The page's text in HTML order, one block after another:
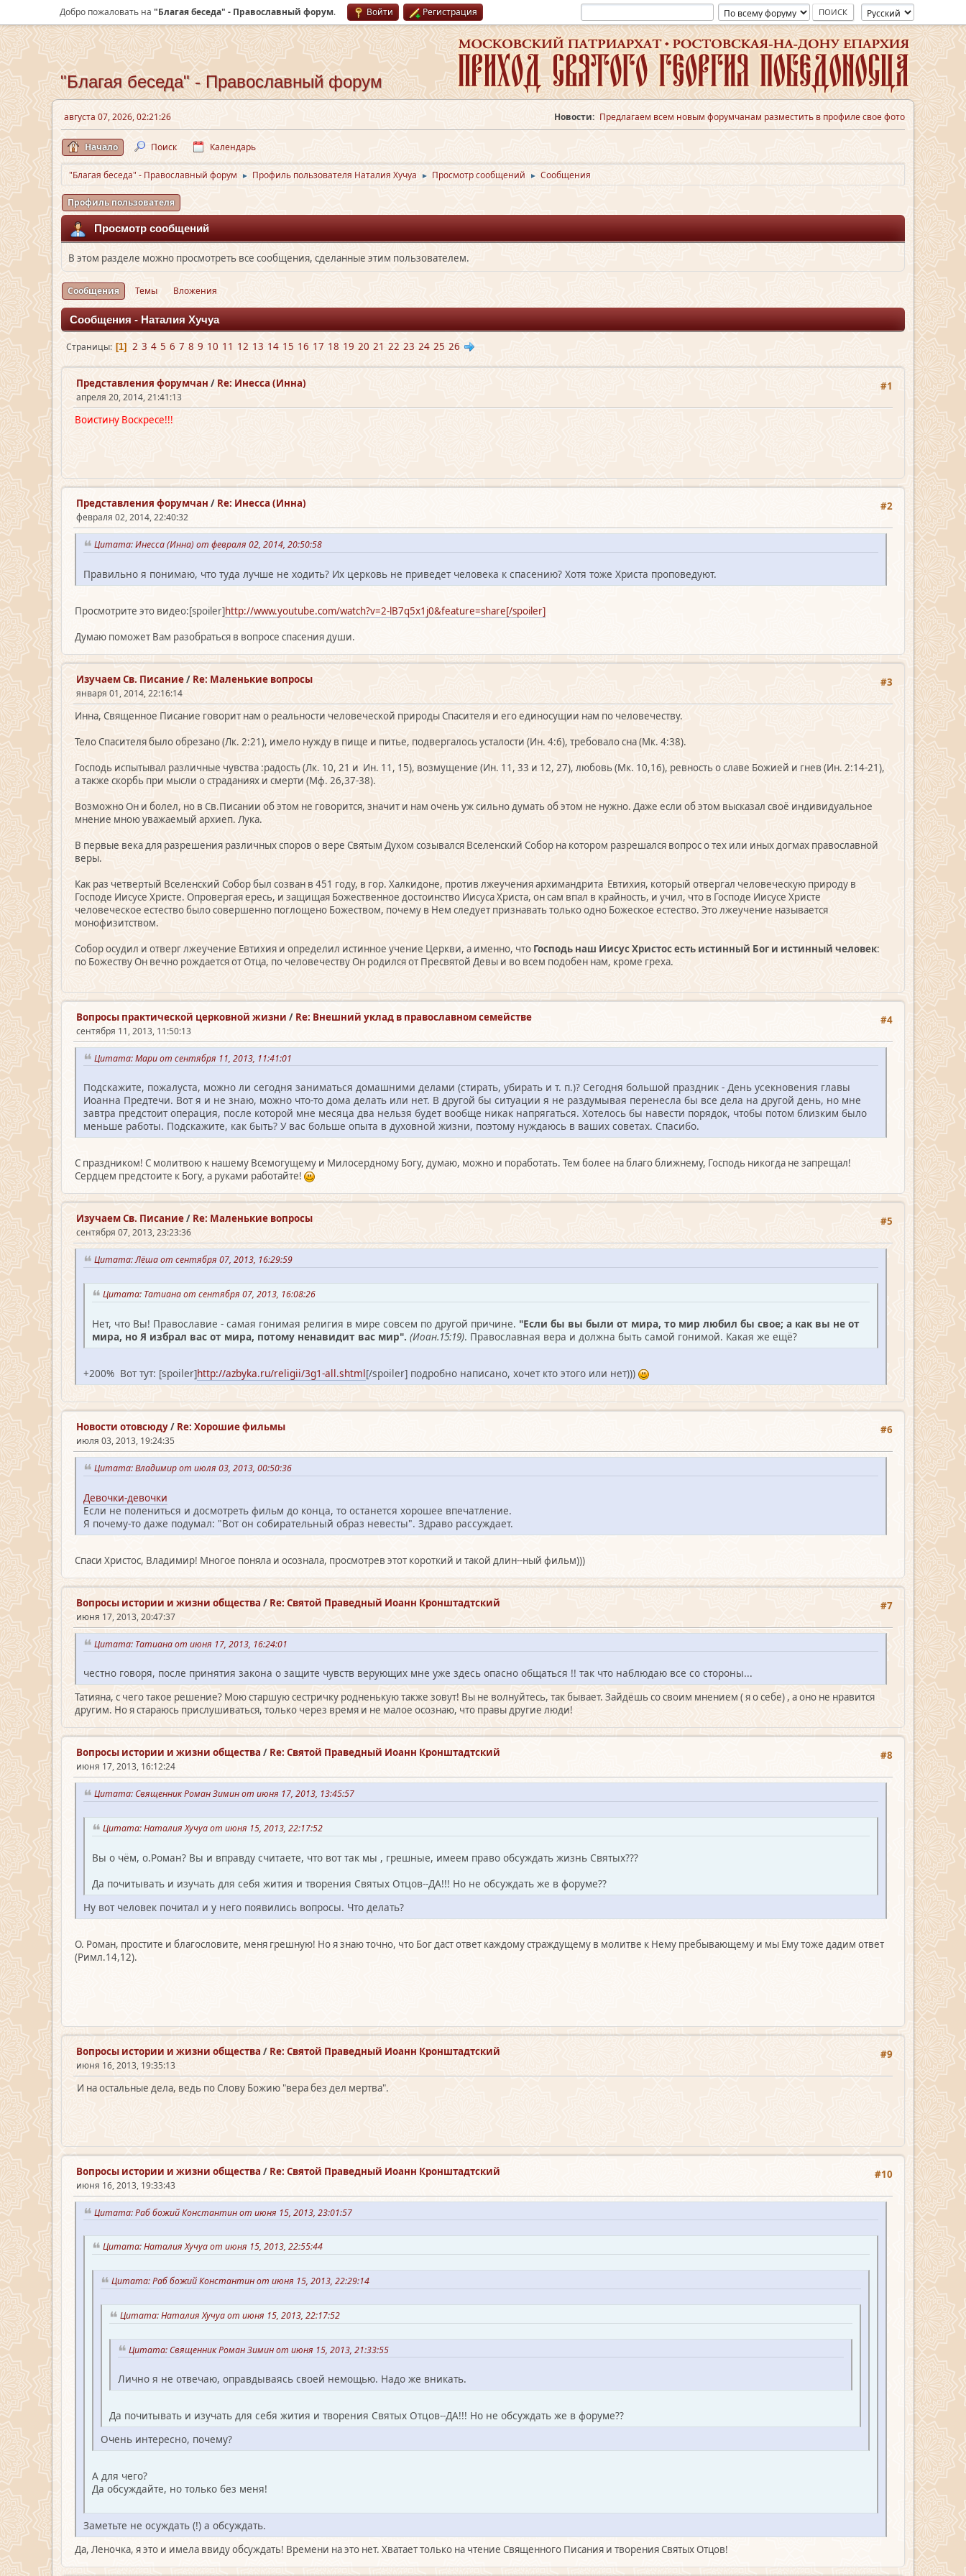
Добро пожаловать на "Благая беседа" - Православный форум. Войти Регистрация
"Благая беседа" - Православный форум
августа 07, 2026, 02:21:26 Новости: Предлагаем всем новым форумчанам разместить в профиле свое фото
Начало Поиск Календарь
"Благая беседа" - Православный форум ► Профиль пользователя Наталия Хучуа ► Просмотр сообщений ► Сообщения
Профиль пользователя
Просмотр сообщений
В этом разделе можно просмотреть все сообщения, сделанные этим пользователем.
Сообщения Темы Вложения
Сообщения - Наталия Хучуа
Страницы 1 2 3 4 5 6 7 8 9 10 11 12 13 14 15 16 17 18 19 20 21 22 23 24 25 26
#1
Представления форумчан / Re: Инесса (Инна)
апреля 20, 2014, 21:41:13
Воистину Воскресе!!!
#2
Представления форумчан / Re: Инесса (Инна)
февраля 02, 2014, 22:40:32
Цитата: Инесса (Инна) от февраля 02, 2014, 20:50:58
Правильно я понимаю, что туда лучше не ходить? Их церковь не приведет человека к спасению? Хотя тоже Христа проповедуют.
Просмотрите это видео:[spoiler]http://www.youtube.com/watch?v=2-lB7q5x1j0&feature=share[/spoiler]
Думаю поможет Вам разобраться в вопросе спасения души.
#3
Изучаем Св. Писание/ Re: Маленькие вопросы
января 01, 2014, 22:16:14
Инна, Священное Писание говорит нам о реальности человеческой природы Спасителя и его единосущии нам по человечеству.
Тело Спасителя было обрезано (Лк. 2:21), имело нужду в пище и питье, подвергалось усталости (Ин. 4:6), требовало сна (Мк. 4:38).
Господь испытывал различные чувства :радость (Лк. 10, 21 и Ин. 11, 15), возмущение (Ин. 11, 33 и 12, 27), любовь (Мк. 10,16), ревность о славе Божией и гнев (Ин. 2:14-21),
а также скорбь при мысли о страданиях и смерти (Мф. 26,37-38).
Возможно Он и болел, но в Св.Писании об этом не говорится, значит и нам очень уж сильно думать об этом не нужно. Даже если об этом высказал своё индивидуальное
мнение мною уважаемый архиеп. Лука.
В первые века для разрешения различных споров о вере Святым Духом созывался Вселенский Собор на котором разрешался вопрос о тех или иных догмах православной
веры.
Как раз четвертый Вселенский Собор был созван в 451 году, в гор. Халкидоне, против лжеучения архимандрита Евтихия, который отвергал человеческую природу в
Господе Иисусе Христе. Опровергая ересь, и защищая Божественное достоинство Иисуса Христа, он сам впал в крайность, и учил, что в Господе Иисусе Христе
человеческое естество было совершенно поглощено Божеством, почему в Нем следует признавать только одно Божеское естество. Это лжеучение называется
монофизитством.
Собор осудил и отверг лжеучение Евтихия и определил истинное учение Церкви, а именно, что Господь наш Иисус Христос есть истинный Бог и истинный человек:
по Божеству Он вечно рождается от Отца, по человечеству Он родился от Пресвятой Девы и во всем подобен нам, кроме греха.
#4
Вопросы практической церковной жизни / Re: Внешний уклад в православном семействе
сентября 11, 2013, 11:50:13
Цитата: Мари от сентября 11, 2013, 11:41:01
Подскажите, пожалуста, можно ли сегодня заниматься домашними делами (стирать, убирать и т. п.)? Сегодня большой праздник - День усекновения главы
Иоанна Предтечи. Вот я и не знаю, можно что-то дома делать или нет. В другой бы ситуации я не раздумывая перенесла бы все дела на другой день, но мне
завтра предстоит операция, после которой мне месяца два нельзя будет вообще никак напрягаться. Хотелось бы навести порядок, чтобы потом близким было
меньше работы. Подскажите, как быть? У вас больше опыта в духовной жизни, поэтому нуждаюсь в ваших советах. Спасибо.
С праздником! С молитвою к нашему Всемогущему и Милосердному Богу, думаю, можно и поработать. Тем более на благо ближнему, Господь никогда не запрещал!
Сердцем предстоите к Богу, а руками работайте!
#5
Изучаем Св. Писание/ Re: Маленькие вопросы
сентября 07, 2013, 23:23:36
Цитата: Лёша от сентября 07, 2013, 16:29:59
Цитата: Татиана от сентября 07, 2013, 16:08:26
Нет, что Вы! Православие - самая гонимая религия в мире совсем по другой причине. "Если бы вы были от мира, то мир любил бы свое; а как вы не от
мира, но Я избрал вас от мира, потому ненавидит вас мир". (Иоан.15:19). Православная вера и должна быть самой гонимой. Какая же ещё?
+200% Вот тут: [spoiler]http://azbyka.ru/religii/3g1-all.shtml[/spoiler] подробно написано, хочет кто этого или нет)))
#6
Новости отовсюду/ Re: Хорошие фильмы
июля 03, 2013, 19:24:35
Цитата: Владимир от июля 03, 2013, 00:50:36
Девочки-девочки
Если не полениться и досмотреть фильм до конца, то останется хорошее впечатление.
Я почему-то даже подумал: "Вот он собирательный образ невесты". Здраво рассуждает.
Спаси Христос, Владимир! Многое поняла и осознала, просмотрев этот короткий и такой длин--ный фильм)))
#7
Вопросы истории и жизни общества / Re: Святой Праведный Иоанн Кронштадтский
июня 17, 2013, 20:47:37
Цитата: Татиана от июня 17, 2013, 16:24:01
честно говоря, после принятия закона о защите чувств верующих мне уже здесь опасно общаться !! так что наблюдаю все со стороны...
Татияна, с чего такое решение? Мою старшую сестричку родненькую также зовут! Вы не волнуйтесь, так бывает. Зайдёшь со своим мнением ( я о себе) , а оно не нравится
другим. Но я стараюсь прислушиваться, только через время и не малое осознаю, что правы другие люди!
#8
Вопросы истории и жизни общества / Re: Святой Праведный Иоанн Кронштадтский
июня 17, 2013, 16:12:24
Цитата: Священник Роман Зимин от июня 17, 2013, 13:45:57
Цитата: Наталия Хучуа от июня 15, 2013, 22:17:52
Вы о чём, о.Роман? Вы и вправду считаете, что вот так мы , грешные, имеем право обсуждать жизнь Святых???
Да почитывать и изучать для себя жития и творения Святых Отцов--ДА!!! Но не обсуждать же в форуме??
Ну вот человек почитал и у него появились вопросы. Что делать?
О. Роман, простите и благословите, меня грешную! Но я знаю точно, что Бог даст ответ каждому страждущему в молитве к Нему пребывающему и мы Ему тоже дадим ответ
(Римл.14,12).
#9
Вопросы истории и жизни общества / Re: Святой Праведный Иоанн Кронштадтский
июня 16, 2013, 19:35:13
И на остальные дела, ведь по Слову Божию "вера без дел мертва".
#10
Вопросы истории и жизни общества / Re: Святой Праведный Иоанн Кронштадтский
июня 16, 2013, 19:33:43
Цитата: Раб божий Константин от июня 15, 2013, 23:01:57
Цитата: Наталия Хучуа от июня 15, 2013, 22:55:44
Цитата: Раб божий Константин от июня 15, 2013, 22:29:14
Цитата: Наталия Хучуа от июня 15, 2013, 22:17:52
Цитата: Священник Роман Зимин от июня 15, 2013, 21:33:55
Лично я не отвечаю, оправдываясь своей немощью. Надо же вникать.
Да почитывать и изучать для себя жития и творения Святых Отцов--ДА!!! Но не обсуждать же в форуме??
Очень интересно, почему?
А для чего?
Да обсуждайте, но только без меня!
Заметьте не осуждать (!) а обсуждать.
Да, Леночка, я это и имела ввиду обсуждать! Времени на это нет. Хватает только на чтение Священного Писания и творения Святых Отцов!